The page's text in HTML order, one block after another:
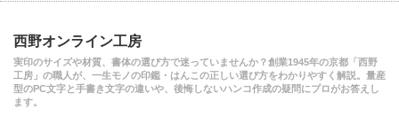
西野オンライン工房
実印のサイズや材質、書体の選び方で迷っていませんか？創業1945年の京都「西野
工房」の職人が、一生モノの印鑑・はんこの正しい選び方をわかりやすく解説。量産
型のPC文字と手書き文字の違いや、後悔しないハンコ作成の疑問にプロがお答えし
ます。